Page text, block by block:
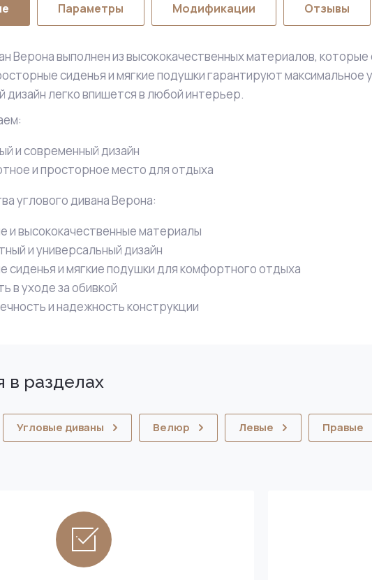
Параметры Модификации Отзывы
Верона выполнен из высококачественных материалов,
сиденья и мягкие подушки гарантируют максимальное
дизайн легко впишется в любой интерьер.
и современный дизайн
и просторное место для отдыха
углового дивана Верона:
и высококачественные материалы
и универсальный дизайн
сиденья и мягкие подушки для комфортного отдыха
в уходе за обивкой
и надежность конструкции
в разделах
Угловые диваны Велюр Левые Правые